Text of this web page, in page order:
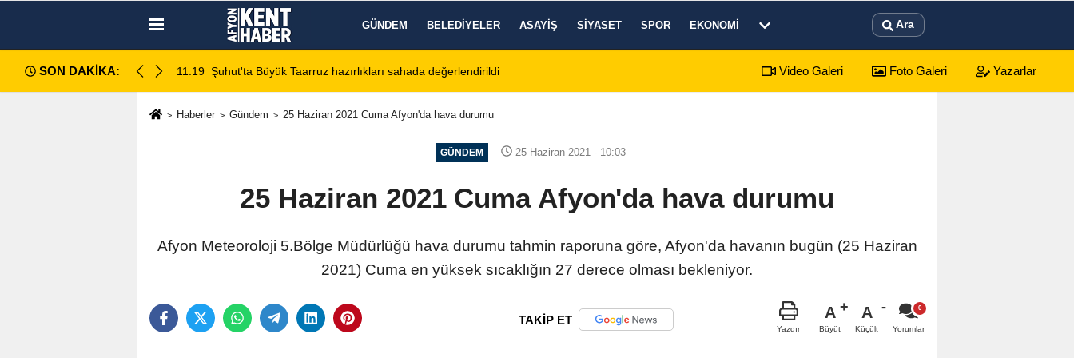
GÜNDEM BELEDIYELER ASAYIŞ SIYASET SPOR EKONOMI Ara
SON DAKİKA:
değerlendirildi 11:18 Afyon Cenaze İlanları: 7 Ağustos 2026 Cuma Defin Bilgileri Açıklandı Dinar'da beş gün sürecek festival programı açıklandı 01:17
Video Galeri Foto Galeri Yazarlar
Haberler Gündem 25 Haziran 2021 Cuma Afyon'da hava durumu
GÜNDEM 25 Haziran 2021 - 10:03
25 Haziran 2021 Cuma Afyon'da hava durumu
Afyon Meteoroloji 5.Bölge Müdürlüğü hava durumu tahmin raporuna göre, Afyon'da havanın bugün (25 Haziran
2021) Cuma en yüksek sıcaklığın 27 derece olması bekleniyor.
TAKİP ET
Yazdır
A
Büyüt
A
Küçült Yorumlar